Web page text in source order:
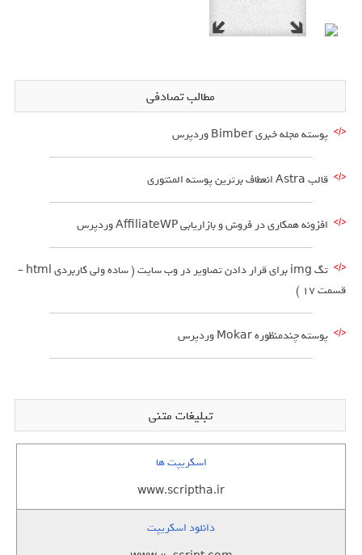
مطالب تصادفی
پوسته مجله خبری Bimber وردپرس
قالب Astra انعطاف برترین پوسته المنتوری
افزونه همکاری در فروش و بازاریابی AffiliateWP وردپرس
تگ img برای قرار دادن تصاویر در وب سایت ( ساده ولی کاربردی html –
قسمت 17 )
پوسته چندمنظوره Mokar وردپرس
تبلیغات متنی
اسکریپت ها
www.scriptha.ir
دانلود اسکریپت